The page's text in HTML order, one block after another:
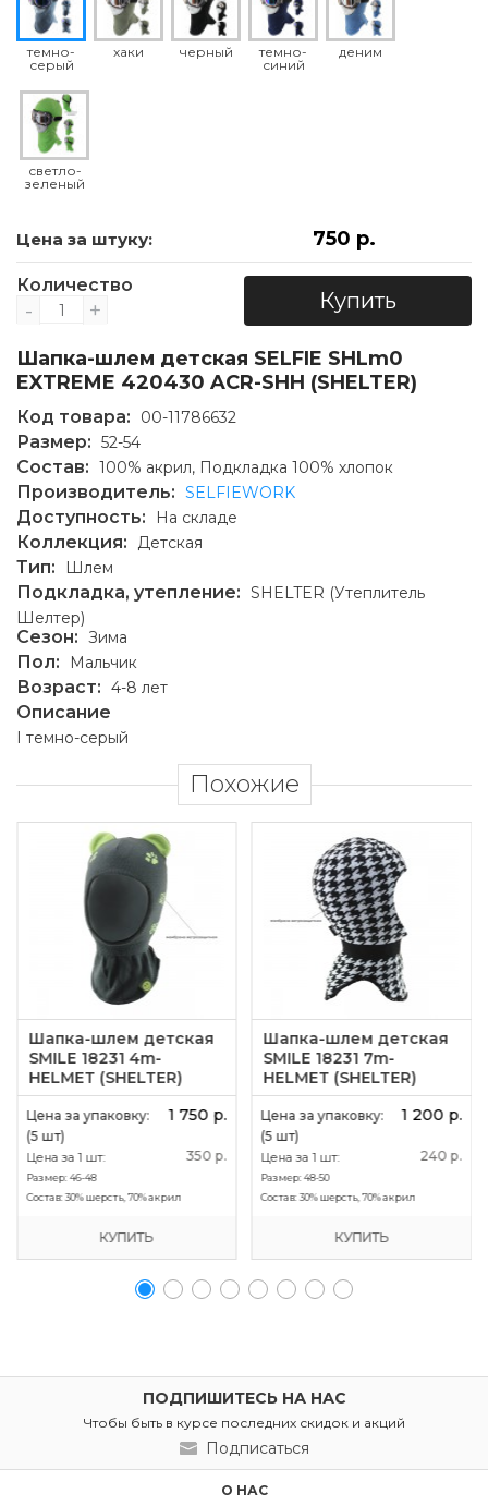
темно-
серый
хаки черный
темно-
синий
деним
светло-
зеленый
Цена за штуку: 750 р.
Количество
- + Купить
Шапка-шлем детская SELFIE SHLm0
EXTREME 420430 ACR-SHH (SHELTER)
Код товара: 00-11786632
Размер: 52-54
Состав: 100% акрил, Подкладка 100% хлопок
Производитель: SELFIEWORK
Доступность: На складе
Коллекция: Детская
Тип: Шлем
Подкладка, утепление: SHELTER (Утеплитель
Шелтер)
Сезон: Зима
Пол: Мальчик
Возраст: 4-8 лет
Описание
I темно-серый
Похожие
Шапка-шлем детская
SMILE 18231 4m-
HELMET (SHELTER)
Цена за упаковку: 1 750 р.
(5 шт)
Цена за 1 шт: 350 р.
Размер:46-48
Состав: 30% шерсть, 70% акрил
КУПИТЬ
Шапка-шлем детская
SMILE 18231 7m-
HELMET (SHELTER)
Цена за упаковку: 1 200 р.
(5 шт)
Цена за 1 шт: 240 р.
Размер:48-50
Состав: 30% шерсть, 70% акрил
КУПИТЬ
ПОДПИШИТЕСЬ НА НАС
Чтобы быть в курсе последних скидок и акций
Подписаться
О НАС